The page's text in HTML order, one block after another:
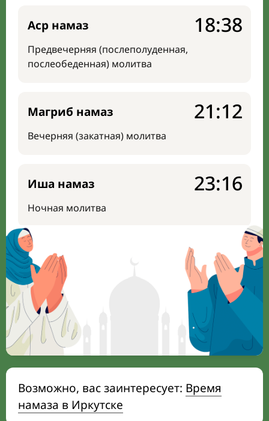
Аср намаз
Предвечерняя (послеполуденная,
послеобеденная) молитва
18:38
Магриб намаз
Вечерняя (закатная) молитва
21:12
Иша намаз
Ночная молитва
23:16
Возможно, вас заинтересует: Время
намаза в Иркутске